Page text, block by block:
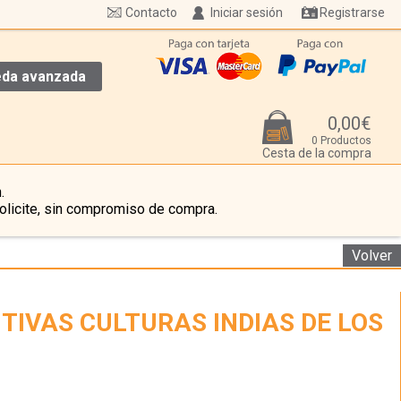
Iniciar sesión Registrarse
Contacto
avanzada
0,00€
0 Productos
Cesta de la compra
sin compromiso de compra.
Volver
CULTURAS INDIAS DE LOS